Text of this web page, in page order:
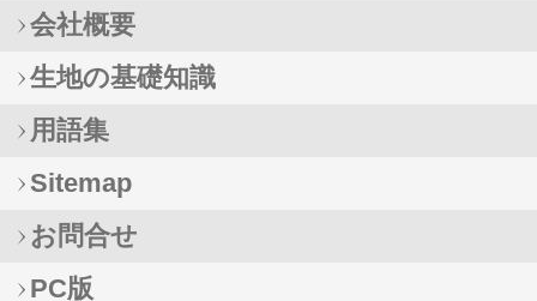
会社概要
生地の基礎知識
用語集
Sitemap
お問合せ
PC版